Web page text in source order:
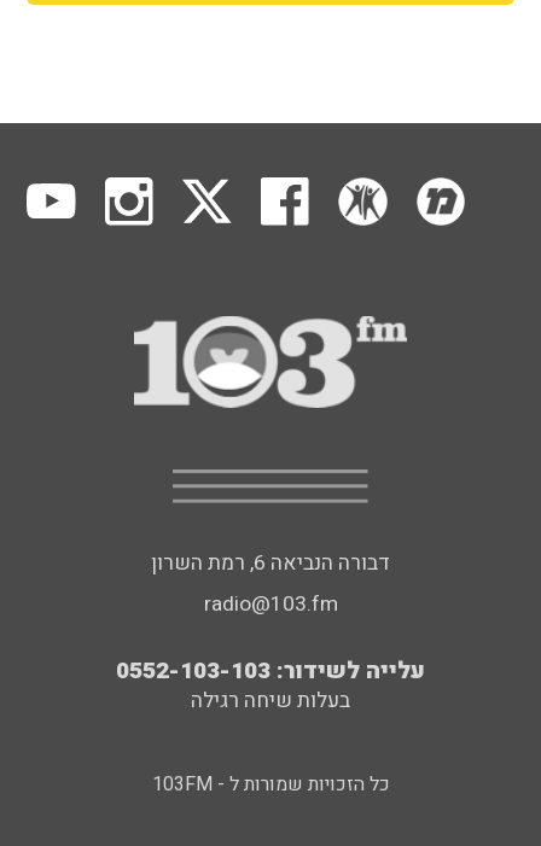
דבורה הנביאה 6, רמת השרון
radio@103.fm
עלייה לשידור: 0552-103-103
בעלות שיחה רגילה
כל הזכויות שמורות ל - 103FM